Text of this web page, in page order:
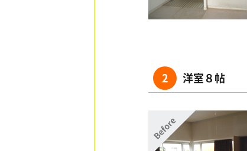
2 洋室８帖